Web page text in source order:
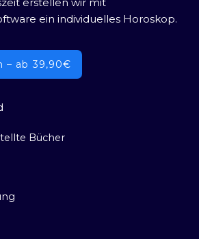
ein individuelles Horoskop.
– ab 39,90€
Bücher